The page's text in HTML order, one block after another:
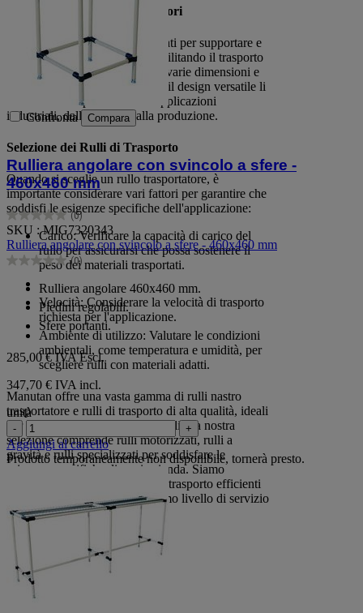
Funzioni dei Rulli Trasportatori
I rulli trasportatori sono progettati per supportare e
guidare i nastri trasportatori, facilitando il trasporto
continuo e sicuro di prodotti di varie dimensioni e
pesi. La loro struttura robusta e il design versatile li
rendono ideali per numerose applicazioni
industriali, dalla logistica alla produzione.
Selezione dei Rulli di Trasporto
Quando si sceglie un rullo trasportatore, è
importante considerare vari fattori per garantire che
soddisfi le esigenze specifiche dell'applicazione:
Carico: Verificare la capacità di carico del
rullo per assicurarsi che possa sostenere il
peso dei materiali trasportati.
Velocità: Considerare la velocità di trasporto
richiesta per l'applicazione.
Ambiente di utilizzo: Valutare le condizioni
ambientali, come temperatura e umidità, per
scegliere rulli con materiali adatti.
Manutan offre una vasta gamma di rulli nastro
trasportatore e rulli di trasporto di alta qualità, ideali
per diverse applicazioni industriali. La nostra
selezione comprende rulli motorizzati, rulli a
gravità e rulli specializzati per soddisfare le
esigenze specifiche di ogni azienda. Siamo
impegnati a fornire soluzioni di trasporto efficienti
e durature, garantendo il massimo livello di servizio
e supporto.
Confronta Compara
Rulliera angolare con svincolo a sfere -
460x460 mm
(0)
0.0
su
5
stelle.
SKU : MIG7320343
Rulliera angolare con svincolo a sfere - 460x460 mm
(0)
0.0
stelle.
Rulliera angolare 460x460 mm.
Piedini regolabili.
Sfere portanti.
285,00 €IVA Escl.
347,70 € IVA incl.
unità
- +
Aggiungi al carrello
Prodotto temporaneamente non disponibile, tornerà presto.